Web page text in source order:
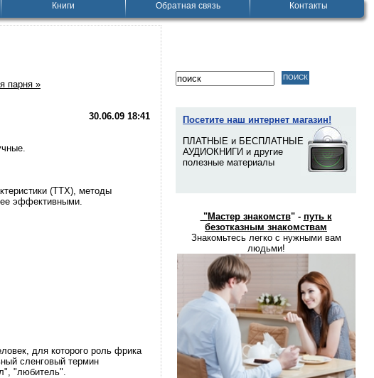
Книги Обратная связь Контакты
парня »
30.06.09 18:41
(ТТХ), методы
эффективными.
для которого роль фрика
сленговый термин
"любитель".
Посетите наш интернет магазин!
ПЛАТНЫЕ и БЕСПЛАТНЫЕ
АУДИОКНИГИ и другие
полезные материалы
"Мастер знакомств" - путь к
безотказным знакомствам
Знакомьтесь легко с нужными вам
людьми!